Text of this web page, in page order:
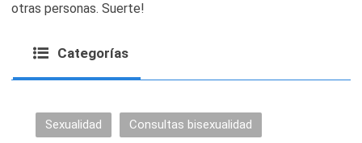
otras personas. Suerte!
Categorías
Sexualidad Consultas bisexualidad